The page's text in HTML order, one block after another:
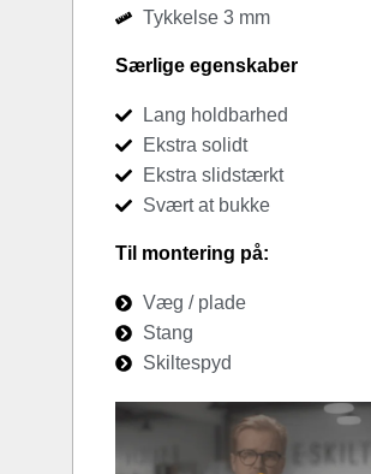
Tykkelse 3 mm
Særlige egenskaber
Lang holdbarhed
Ekstra solidt
Ekstra slidstærkt
Svært at bukke
Til montering på:
Væg / plade
Stang
Skiltespyd